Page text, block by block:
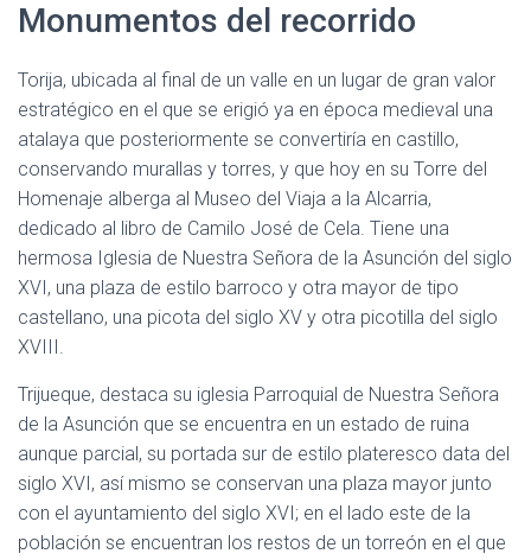
Monumentos del recorrido
Torija, ubicada al final de un valle en un lugar de gran valor
estratégico en el que se erigió ya en época medieval una
atalaya que posteriormente se convertiría en castillo,
conservando murallas y torres, y que hoy en su Torre del
Homenaje alberga al Museo del Viaja a la Alcarria,
dedicado al libro de Camilo José de Cela. Tiene una
hermosa Iglesia de Nuestra Señora de la Asunción del siglo
XVI, una plaza de estilo barroco y otra mayor de tipo
castellano, una picota del siglo XV y otra picotilla del siglo
XVIII.
Trijueque, destaca su iglesia Parroquial de Nuestra Señora
de la Asunción que se encuentra en un estado de ruina
aunque parcial, su portada sur de estilo plateresco data del
siglo XVI, así mismo se conservan una plaza mayor junto
con el ayuntamiento del siglo XVI; en el lado este de la
población se encuentran los restos de un torreón en el que